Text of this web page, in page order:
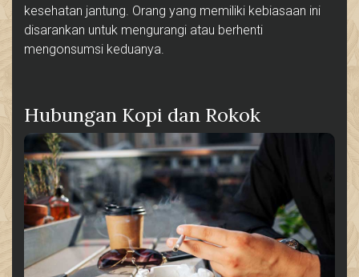
kesehatan jantung. Orang yang memiliki kebiasaan ini
disarankan untuk mengurangi atau berhenti
mengonsumsi keduanya.
Hubungan Kopi dan Rokok